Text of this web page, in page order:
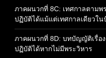
ภาคผนวกที่ 8C: เทศกาลตาม
ปฏิบัติได้แม้แต่เทศกาลเดียวใ
ภาคผนวกที่ 8D: บทบัญญัติเรื่อ
ปฏิบัติได้หากไม่มีพระวิหาร